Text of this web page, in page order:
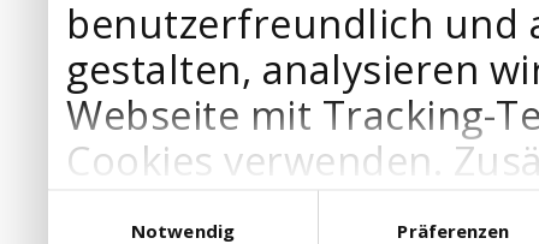
benutzerfreundlich und
gestalten, analysieren
Webseite mit Tracking-
Cookies verwenden.
Werbepartner
Notwendig
Präferenzen